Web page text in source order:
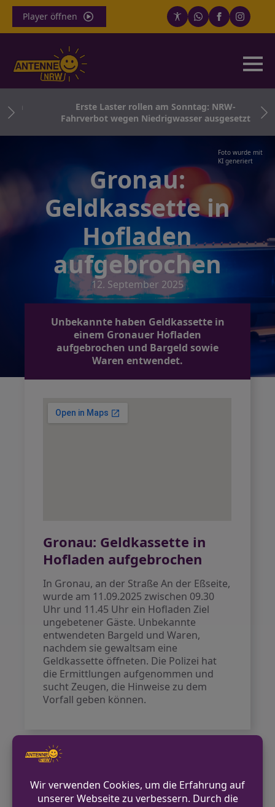
Player öffnen
Erste Laster rollen am Sonntag: NRW-
Fahrverbot wegen Niedrigwasser ausgesetzt
Foto wurde mit
KI generiert
Gronau:
Geldkassette in
Hofladen
aufgebrochen
12. September 2025
Unbekannte haben Geldkassette in
einem Gronauer Hofladen
aufgebrochen und Bargeld sowie
Waren entwendet.
Gronau: Geldkassette in
Hofladen aufgebrochen
In Gronau, an der Straße An der Eßseite,
wurde am 11.09.2025 zwischen 09.30
Uhr und 11.45 Uhr ein Hofladen Ziel
ungebetener Gäste. Unbekannte
entwendeten Bargeld und Waren,
nachdem sie gewaltsam eine
Geldkassette öffneten. Die Polizei hat
die Ermittlungen aufgenommen und
sucht Zeugen, die Hinweise zu dem
Vorfall geben können.
VORHERIGER BEITRAG
Betrüger auf frischer Tat in Rödinghausen
NÄCHSTER BEITRAG
Bonn-Graurheindorf: Autofahrerin fährt